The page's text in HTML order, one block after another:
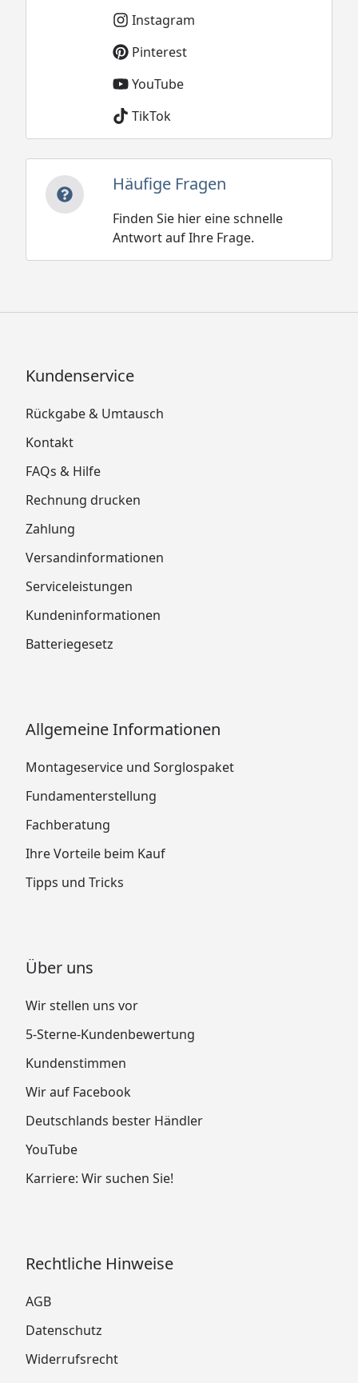
Instagram
Pinterest
YouTube
TikTok
Häufige Fragen
Finden Sie hier eine schnelle
Antwort auf Ihre Frage.
Kundenservice
Rückgabe & Umtausch
Kontakt
FAQs & Hilfe
Rechnung drucken
Zahlung
Versandinformationen
Serviceleistungen
Kundeninformationen
Batteriegesetz
Allgemeine Informationen
Montageservice und Sorglospaket
Fundamenterstellung
Fachberatung
Ihre Vorteile beim Kauf
Tipps und Tricks
Über uns
Wir stellen uns vor
5-Sterne-Kundenbewertung
Kundenstimmen
Wir auf Facebook
Deutschlands bester Händler
YouTube
Karriere: Wir suchen Sie!
Rechtliche Hinweise
AGB
Datenschutz
Widerrufsrecht